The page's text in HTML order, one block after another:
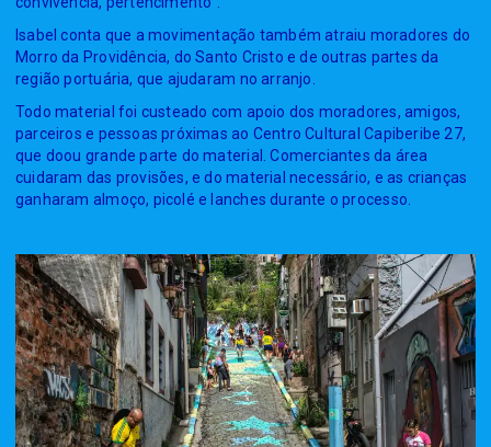
Isabel conta que a movimentação também atraiu moradores do
Morro da Providência, do Santo Cristo e de outras partes da
região portuária, que ajudaram no arranjo.
Todo material foi custeado com apoio dos moradores, amigos,
parceiros e pessoas próximas ao Centro Cultural Capiberibe 27,
que doou grande parte do material. Comerciantes da área
cuidaram das provisões, e do material necessário, e as crianças
ganharam almoço, picolé e lanches durante o processo.